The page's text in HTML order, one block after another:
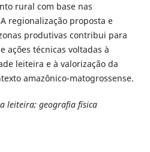
rural com base nas
regionalização proposta e
produtivas contribui para
ações técnicas voltadas à
leiteira e à valorização da
amazônico-matogrossense.
leiteira; geografia física